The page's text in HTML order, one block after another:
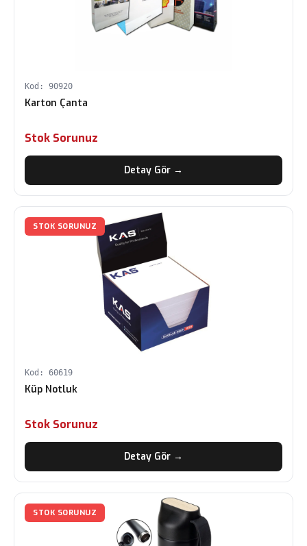
Kod: 90920
Karton Çanta
Stok Sorunuz
Detay Gör →
STOK SORUNUZ
Kod: 60619
Küp Notluk
Stok Sorunuz
Detay Gör →
STOK SORUNUZ